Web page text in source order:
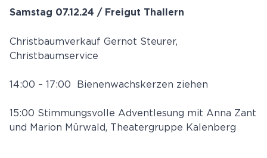
Samstag 07.12.24 / Freigut Thallern
Christbaumverkauf Gernot Steurer,
Christbaumservice
14:00 – 17:00 Bienenwachskerzen ziehen
15:00 Stimmungsvolle Adventlesung mit Anna Zant
und Marion Mürwald, Theatergruppe Kalenberg